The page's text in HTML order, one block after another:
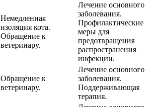
Немедленная
изоляция кота.
Обращение к
ветеринару.
Лечение основного
заболевания.
Профилактические
меры для
предотвращения
распространения
инфекции.
Обращение к
ветеринару.
Лечение основного
заболевания.
Поддерживающая
терапия.